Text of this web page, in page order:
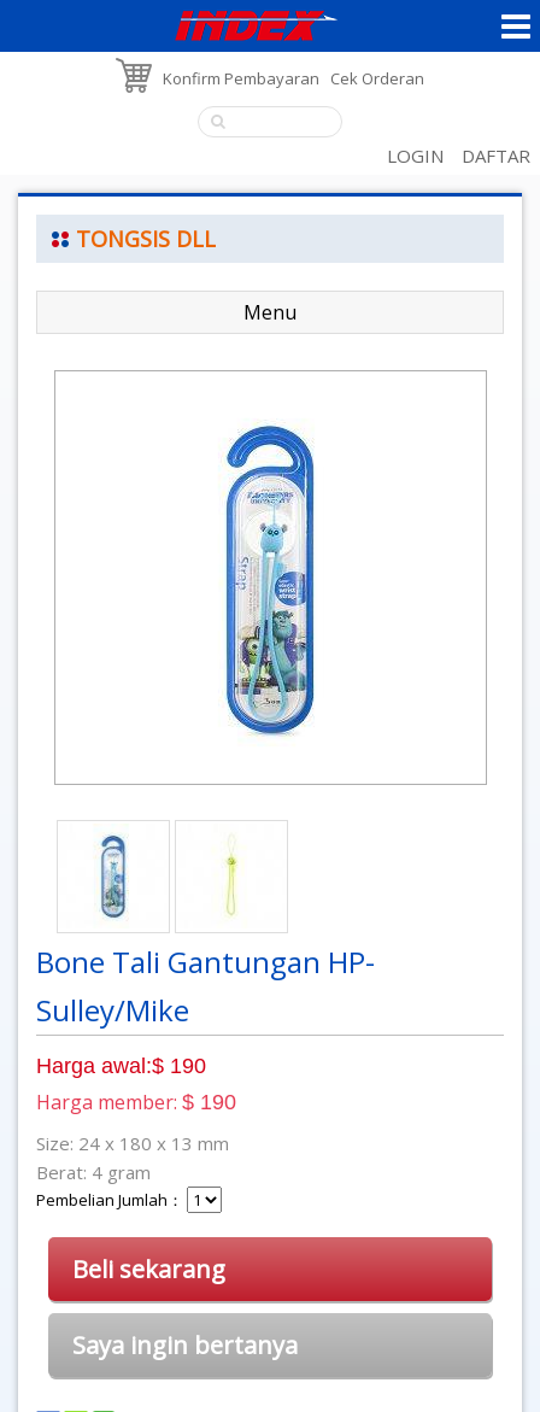
Konfirm Pembayaran Cek Orderan
LOGIN DAFTAR
TONGSIS DLL
Menu
Bone Tali Gantungan HP-
Sulley/Mike
Harga awal:$ 190
Harga member: $ 190
Size: 24 x 180 x 13 mm
Berat: 4 gram
Pembelian Jumlah：
Beli sekarang
Saya ingin bertanya